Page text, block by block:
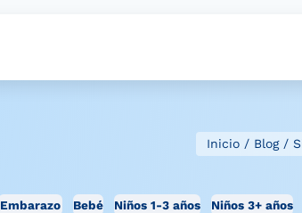
Inicio / Blog/
Embarazo Bebé Niños 1-3 años Niños 3+ años